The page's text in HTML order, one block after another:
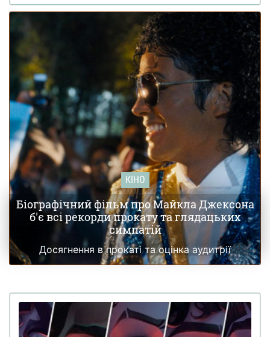
КІНО
Біографічний фільм про Майкла Джексона
б'є всі рекорди прокату та глядацьких
симпатій
Досягнення в прокаті та оцінка аудитрії